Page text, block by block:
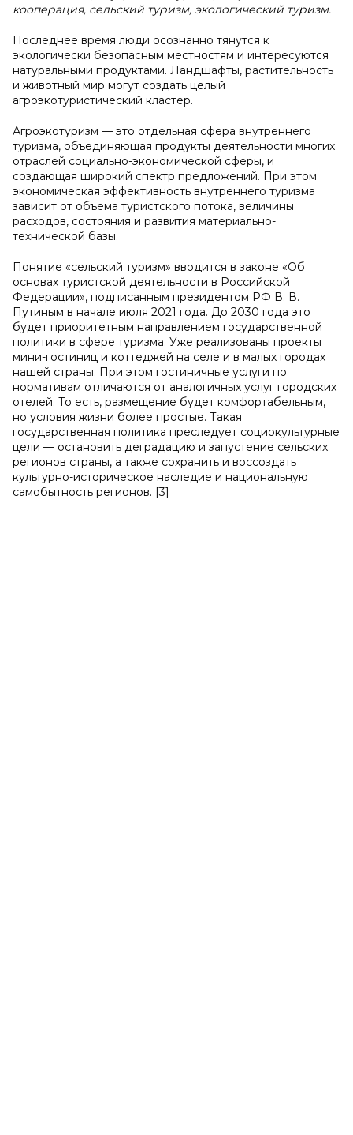
кооперация, сельский туризм, экологический туризм.
Последнее время люди осознанно тянутся к
экологически безопасным местностям и интересуются
натуральными продуктами. Ландшафты, растительность
и животный мир могут создать целый
агроэкотуристический кластер.
Агроэкотуризм — это отдельная сфера внутреннего
туризма, объединяющая продукты деятельности многих
отраслей социально-экономической сферы, и
создающая широкий спектр предложений. При этом
экономическая эффективность внутреннего туризма
зависит от объема туристского потока, величины
расходов, состояния и развития материально-
технической базы.
Понятие «сельский туризм» вводится в законе «Об
основах туристской деятельности в Российской
Федерации», подписанным президентом РФ В. В.
Путиным в начале июля 2021 года. До 2030 года это
будет приоритетным направлением государственной
политики в сфере туризма. Уже реализованы проекты
мини-гостиниц и коттеджей на селе и в малых городах
нашей страны. При этом гостиничные услуги по
нормативам отличаются от аналогичных услуг городских
отелей. То есть, размещение будет комфортабельным,
но условия жизни более простые. Такая
государственная политика преследует социокультурные
цели — остановить деградацию и запустение сельских
регионов страны, а также сохранить и воссоздать
культурно-историческое наследие и национальную
самобытность регионов. [3]